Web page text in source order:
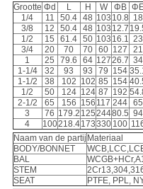
Grootte Φd L H W ΦB
1/4
11 50.4 48 103 10.8 18
3/8
12 50.4 48 103 12.7
1/2
15 61.4 50 103 16.1 23
3/4
20 70 70 60 127 21
1
25 79.6 64 12726.7 34
1-1/4
32 93 93 79 154
1-1/2
38 102 102 85 154
1/2
50 124 124 87 192
2-1/2
65 156 156 117 244 65
3
76 179.2 12524480.5 94
4
100218.4173330 100
Naam van de partij Materiaal
BODY/BONNET
BAL
STEM
SEAT
PTFE, PPL,